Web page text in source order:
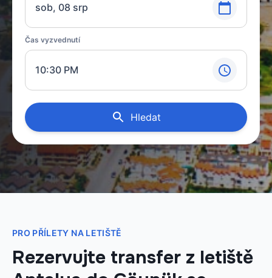
sob, 08 srp
Čas vyzvednutí
10:30 PM
Hledat
PRO PŘÍLETY NA LETIŠTĚ
Rezervujte transfer z letiště